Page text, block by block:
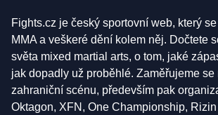
Fights.cz je český sportovní web, který
MMA a veškeré dění kolem něj. Dočtete
světa mixed martial arts, o tom, jaké
jak dopadly už proběhlé. Zaměřujeme se
zahraniční scénu, především pak
Oktagon, XFN, One Championship,